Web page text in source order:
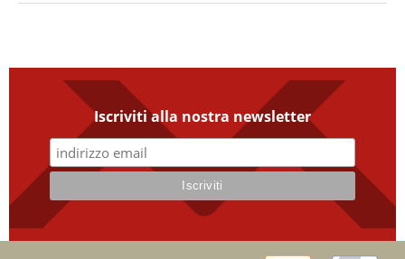
Iscriviti alla nostra newsletter